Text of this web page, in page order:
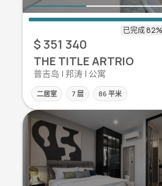
$ 351 340
THE TITLE ARTRIO
普吉岛 | 邦涛 | 公寓
二居室 7 层 86 平米